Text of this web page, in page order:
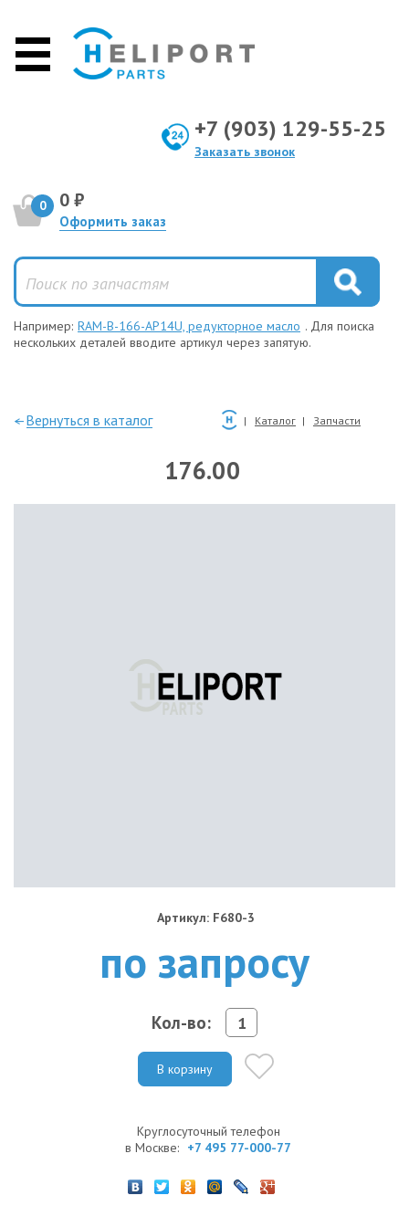
+7 (903) 129-55-25
Заказать звонок
0 0 ₽
Оформить заказ
Например: RAM-B-166-AP14U, редукторное масло . Для поиска
нескольких деталей вводите артикул через запятую.
—Вернуться в каталог Каталог Запчасти
176.00
Артикул: F680-3
по запросу
Кол-во:
В корзину
Круглосуточный телефон
в Москве: +7 495 77-000-77